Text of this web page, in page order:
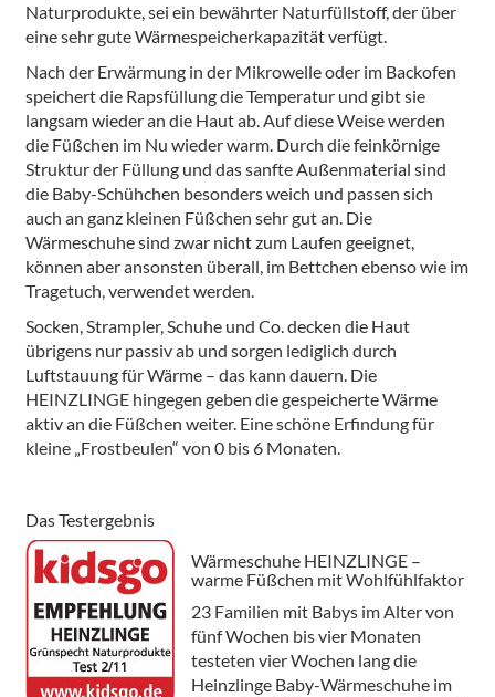
Naturprodukte, sei ein bewährter Naturfüllstoff, der über
eine sehr gute Wärmespeicherkapazität verfügt.
Nach der Erwärmung in der Mikrowelle oder im Backofen
speichert die Rapsfüllung die Temperatur und gibt sie
langsam wieder an die Haut ab. Auf diese Weise werden
die Füßchen im Nu wieder warm. Durch die feinkörnige
Struktur der Füllung und das sanfte Außenmaterial sind
die Baby-Schühchen besonders weich und passen sich
auch an ganz kleinen Füßchen sehr gut an. Die
Wärmeschuhe sind zwar nicht zum Laufen geeignet,
können aber ansonsten überall, im Bettchen ebenso wie im
Tragetuch, verwendet werden.
Socken, Strampler, Schuhe und Co. decken die Haut
übrigens nur passiv ab und sorgen lediglich durch
Luftstauung für Wärme – das kann dauern. Die
HEINZLINGE hingegen geben die gespeicherte Wärme
aktiv an die Füßchen weiter. Eine schöne Erfindung für
kleine „Frostbeulen“ von 0 bis 6 Monaten.
Das Testergebnis
Wärmeschuhe HEINZLINGE –
warme Füßchen mit Wohlfühlfaktor
23 Familien mit Babys im Alter von
fünf Wochen bis vier Monaten
testeten vier Wochen lang die
Heinzlinge Baby-Wärmeschuhe im